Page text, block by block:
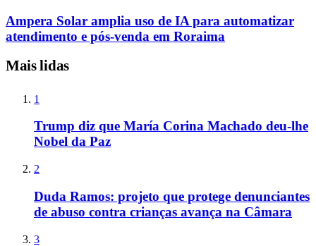
Ampera Solar amplia uso de IA para automatizar
atendimento e pós-venda em Roraima
Mais lidas
1
Trump diz que María Corina Machado deu-lhe
Nobel da Paz
2
Duda Ramos: projeto que protege denunciantes
de abuso contra crianças avança na Câmara
3